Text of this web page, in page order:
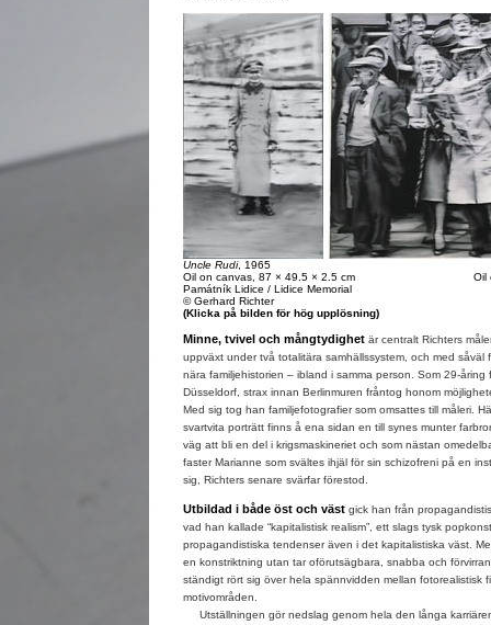
Uncle Rudi, 1965
Oil on canvas, 87 × 49.5 × 2.5 cm
Památník Lidice / Lidice Memorial
© Gerhard Richter
(Klicka på bilden för hög upplösning)
Oil
Minne, tvivel och mångtydighetär centralt Richters
uppväxt under två totalitära samhällssystem, och med såväl
nära familjehistorien – ibland i samma person. Som 29-åring
Düsseldorf, strax innan Berlinmuren fråntog honom
Med sig tog han familjefotografier som omsattes till måleri.
svartvita porträtt finns å ena sidan en till synes munter
väg att bli en del i krigsmaskineriet och som nästan
faster Marianne som svältes ihjäl för sin schizofreni på en
sig, Richters senare svärfar förestod.
Utbildad i både öst och västgick han från
vad han kallade “kapitalistisk realism”, ett slags tysk
propagandistiska tendenser även i det kapitalistiska väst.
en konstriktning utan tar oförutsägbara, snabba och
ständigt rört sig över hela spännvidden mellan fotorealistisk
motivområden.
Utställningen gör nedslag genom hela den långa